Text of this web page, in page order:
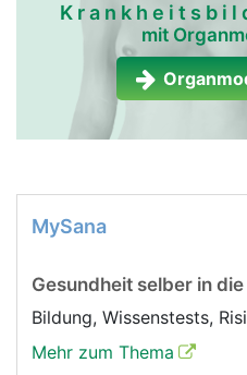
mit
MySana
Gesundheit selber in
Bildung, Wissenstests,
Mehr zum Thema